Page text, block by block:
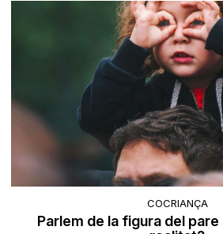
COCRIANÇA
Parlem de la figura del